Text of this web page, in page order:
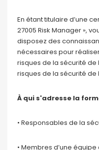
En étant titulaire d’une
27005 Risk Manager »,
disposez des
nécessaires pour
risques de la sécurité de
risques de la sécurité de
À qui s'adresse la
• Responsables de la
• Membres d’une